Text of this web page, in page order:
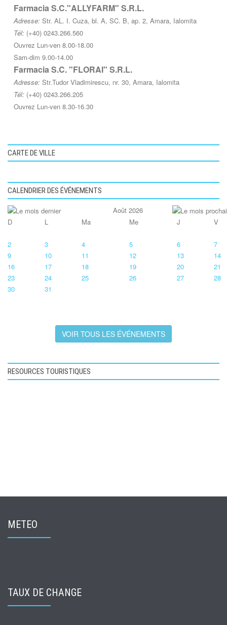
Farmacia S.C."ALLYFARM" S.R.L.
Adresse: Str. AL. I. Cuza, bl. A, SC. B, ap. 2, Amara, Ialomita
Tél: (+40) 0243.266.560
Ouvrez Lun-ven 8.00-18.00
Sam-dim 9.00-14.00
Farmacia S.C. "FLORAI" S.R.L.
Adresse: Str.Tudor Vladimirescu, nr. 30, Amara, Ialomita
Tél: (+40) 0243.266.205
Ouvrez Lun-ven 8.30-16.30
CARTE DE VILLE
CALENDRIER DES ÉVÉNEMENTS
Août 2026
D
L Ma Me J V
2 3 4 5 6
7
9
10 11 12 13
14
16
17 18 19 20
21
23
24 25 26 27
28
30
31
VOIR TOUS LES ÉVÉNEMENTS
RESOURCES TOURISTIQUES
METEO
TAUX DE CHANGE